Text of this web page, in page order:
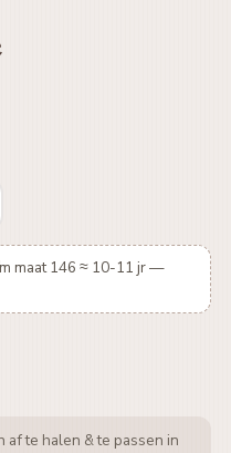
maat 146 ≈ 10-11 jr —
af te halen & te passen in